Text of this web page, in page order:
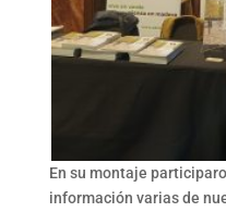
En su montaje
información varias de